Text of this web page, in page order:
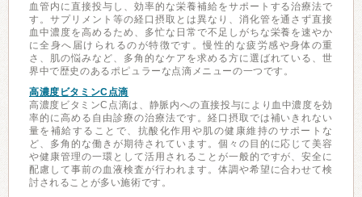
血管内に直接投与し、効率的な栄養補給をサポートする治療法で
す。サプリメント等の経口摂取とは異なり、消化管を通さず直接
血中濃度を高めるため、多忙な日常で不足しがちな栄養を速やか
に全身へ届けられるのが特徴です。慢性的な疲労感や身体の重
さ、肌の悩みなど、多角的なケアを求める方に選ばれている、世
界中で歴史のあるポピュラーな点滴メニューの一つです。
高濃度ビタミンC点滴
高濃度ビタミンC点滴は、静脈内への直接投与により血中濃度を効
率的に高める自由診療の治療法です。経口摂取では補いきれない
量を補給することで、抗酸化作用や肌の健康維持のサポートな
ど、多角的な働きが期待されています。個々の目的に応じて美容
や健康管理の一環として活用されることが一般的ですが、安全に
配慮して事前の血液検査が行われます。体調や希望に合わせて検
討されることが多い施術です。